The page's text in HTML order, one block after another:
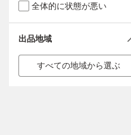
全体的に状態が悪い
出品地域
すべての地域から選ぶ